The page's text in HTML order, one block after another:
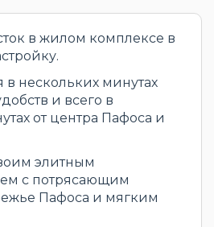
в жилом комплексе в
в нескольких минутах
и всего в
от центра Пафоса и
элитным
с потрясающим
Пафоса и мягким